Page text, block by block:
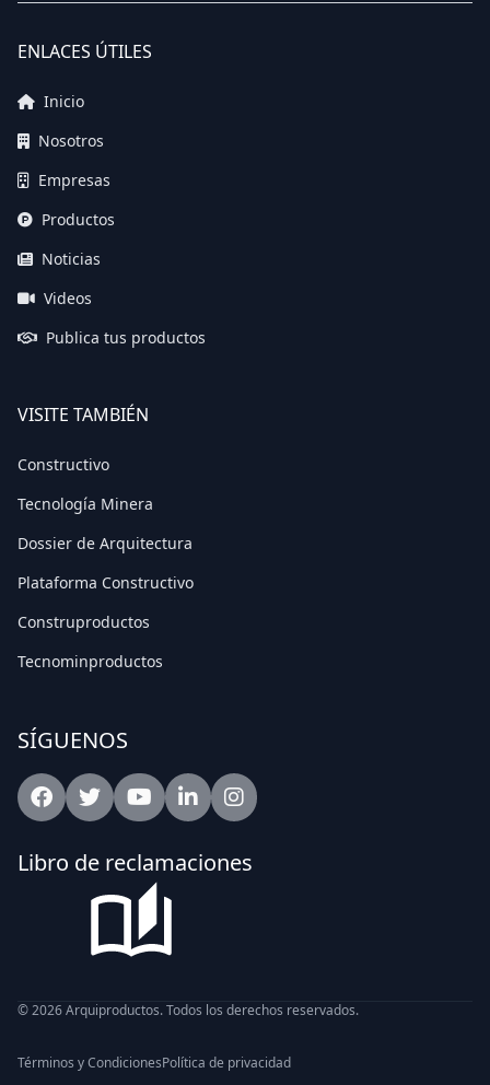
ENLACES ÚTILES
Inicio
Nosotros
Empresas
Productos
Noticias
Videos
Publica tus productos
VISITE TAMBIÉN
Constructivo
Tecnología Minera
Dossier de Arquitectura
Plataforma Constructivo
Construproductos
Tecnominproductos
SÍGUENOS
FacebookTwitterYoutubeLinkedinIntagram
Libro de reclamaciones
© 2026 Arquiproductos. Todos los derechos reservados.
Términos y CondicionesPolítica de privacidad